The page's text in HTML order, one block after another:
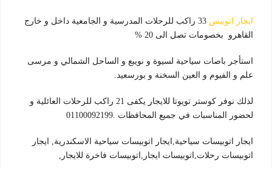
ايجار اتوبيس
33 راكب للرحلات المدرسية و الجامعية داخل و خارج
القاهرو بخصومات تصل الى 20 %
استأجر باصات سياحية لسيوة و نويبع و الساحل الشمالي و مرسى
علم و الفيوم و العين السخنة و بورسعيد.
لذلك نوفر كوستر تويوتا للايجار يكفى 21 راكب للرحلات العائلية و
لحضور المناسبات في جميع المحافظات .01100092199
ايجار اتوبيسات سياحية,ايجار اتوبيسات سياحية الاسكندرية, ايجار
اتوبيسات رحلات,اتوبيسات ايجار,اتوبيسات فاخرة للايجار,